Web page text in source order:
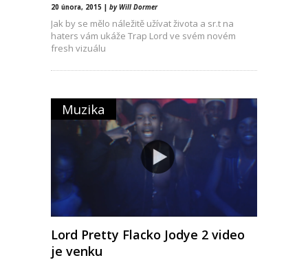
20 února, 2015 | by Will Dormer
Jak by se mělo náležitě užívat života a sr.t na
haters vám ukáže Trap Lord ve svém novém
fresh vizuálu
Muzika
Lord Pretty Flacko Jodye 2 video
je venku